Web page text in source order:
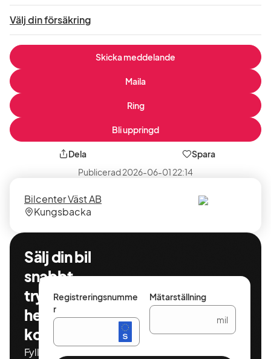
Välj din försäkring
Skicka meddelande
Maila
Ring
Bli uppringd
Dela
Spara
Publicerad2026-06-01 22:14
Säljare
Bilcenter Väst AB
Säljarens
plats
Kungsbacka
Sälj din bil
snabbt,
tryggt och
helt
kostnadsfritt
Fyll i ditt
Registreringsnumme
r
Mätarställning
mil